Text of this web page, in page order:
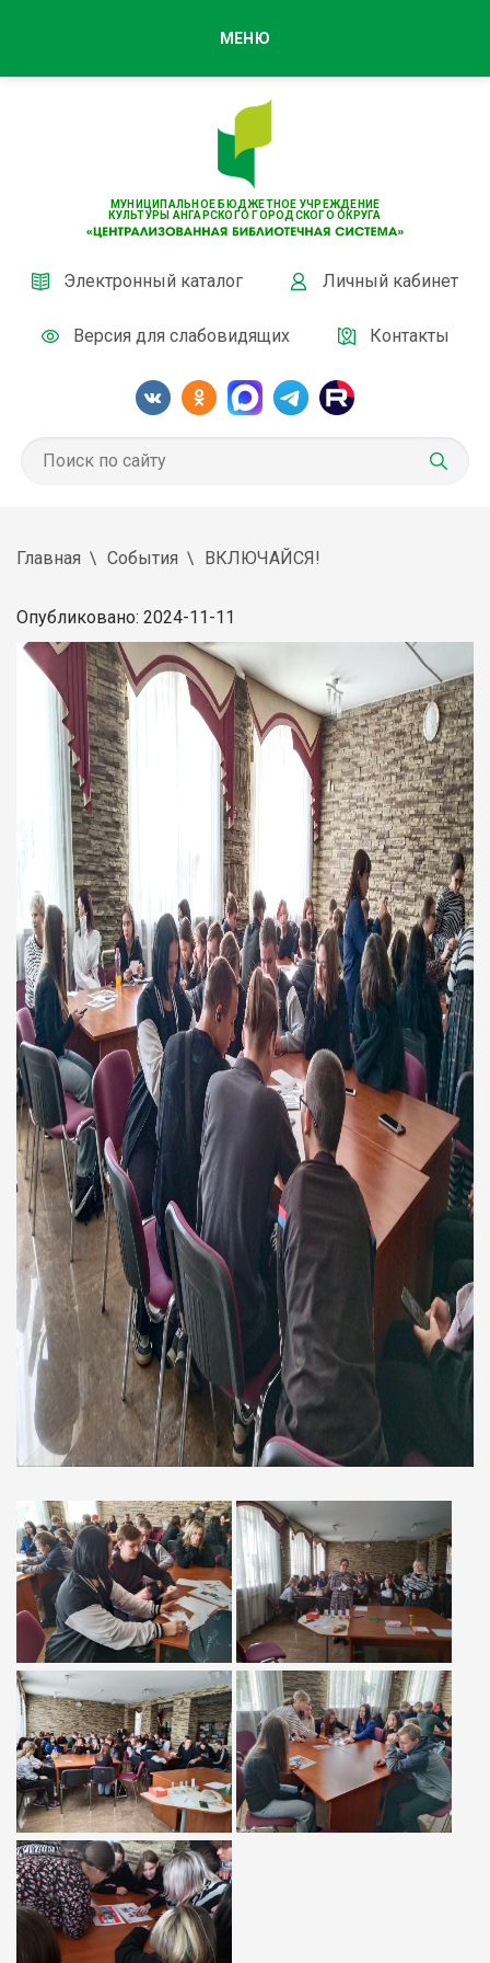
МУНИЦИПАЛЬНОЕ БЮДЖЕТНОЕ УЧРЕЖДЕНИЕ
КУЛЬТУРЫ АНГАРСКОГО ГОРОДСКОГО ОКРУГА
Электронный каталог Личный кабинет
Версия для слабовидящих Контакты
МЕНЮ
Главная События ВКЛЮЧАЙСЯ!
Опубликовано: 2024-11-11